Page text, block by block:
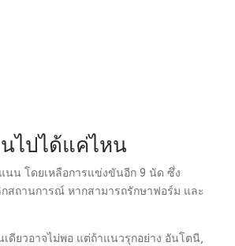
ไปได้แค่ไหน
น โดยเหลือการแข่งขันอีก 9 นัด ซึ่ง
สถานการณ์ หากสามารถรักษาฟอร์ม และ
ดียวอาจไม่พอ แต่ถ้าแนวรุกอย่าง อันโตนี,